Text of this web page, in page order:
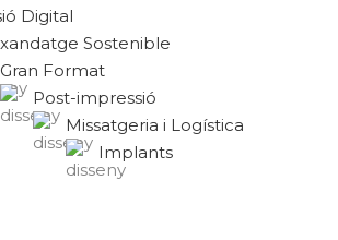
Digital
Sostenible
Gran Format
Post-impressió
Missatgeria i Logística
Implants